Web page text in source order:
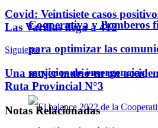
Cooperativa y Bomberos
para optimizar las
servicios de emergencias
Covid: Veintisiete casos
Las Varillas llega a 412
Siguiente
Una mujer murió en un
Ruta Provincial N°3
Notas Relacionadas